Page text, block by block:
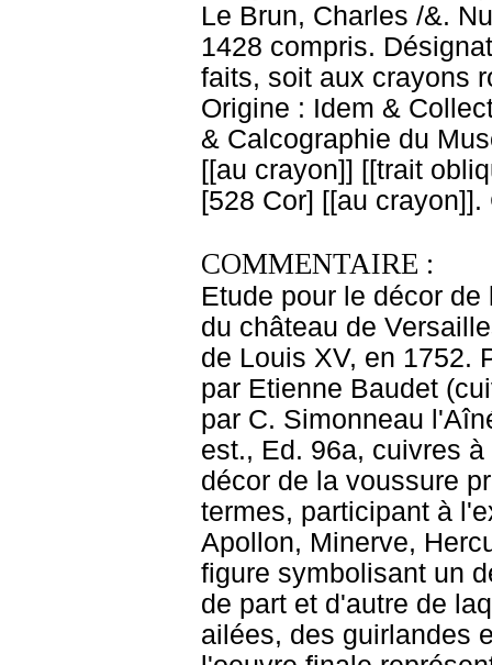
Le Brun, Charles /&.
1428 compris.
faits, soit aux crayons
Origine : Idem &
& Calcographie du
[[au crayon]] [[trait
[528 Cor] [[au
COMMENTAIRE :
Etude pour le décor
du château de
de Louis XV, en 1752.
par Etienne Baudet
par C. Simonneau
est., Ed. 96a, cuivres
décor de la voussure
termes, participant à
Apollon, Minerve,
figure symbolisant un
de part et d'autre de
ailées, des guirlandes